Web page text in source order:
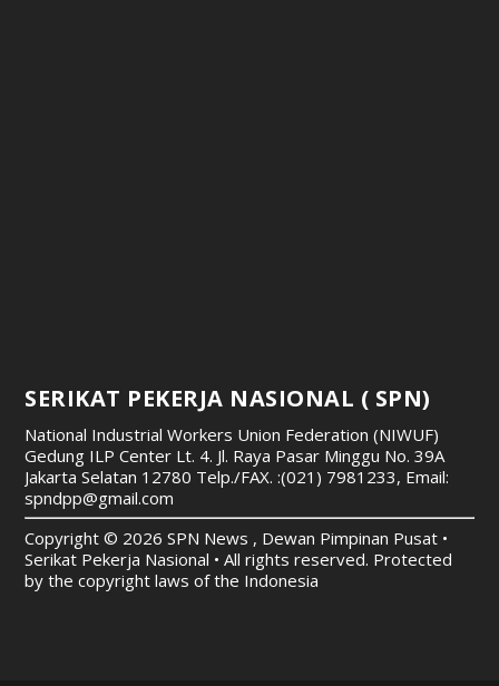
SERIKAT PEKERJA NASIONAL ( SPN)
National Industrial Workers Union Federation (NIWUF)
Gedung ILP Center Lt. 4. Jl. Raya Pasar Minggu No. 39A
Jakarta Selatan 12780 Telp./FAX. :(021) 7981233, Email:
spndpp@gmail.com
Copyright © 2026 SPN News , Dewan Pimpinan Pusat •
Serikat Pekerja Nasional • All rights reserved. Protected
by the copyright laws of the Indonesia